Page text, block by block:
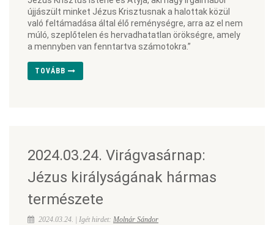
újjászült minket Jézus Krisztusnak a halottak közül
való feltámadása által élő reménységre, arra az el nem
múló, szeplőtelen és hervadhatatlan örökségre, amely
a mennyben van fenntartva számotokra.”
TOVÁBB
2024.03.24. Virágvasárnap:
Jézus királyságának hármas
természete
2024.03.24. | Igét hirdet: Molnár Sándor